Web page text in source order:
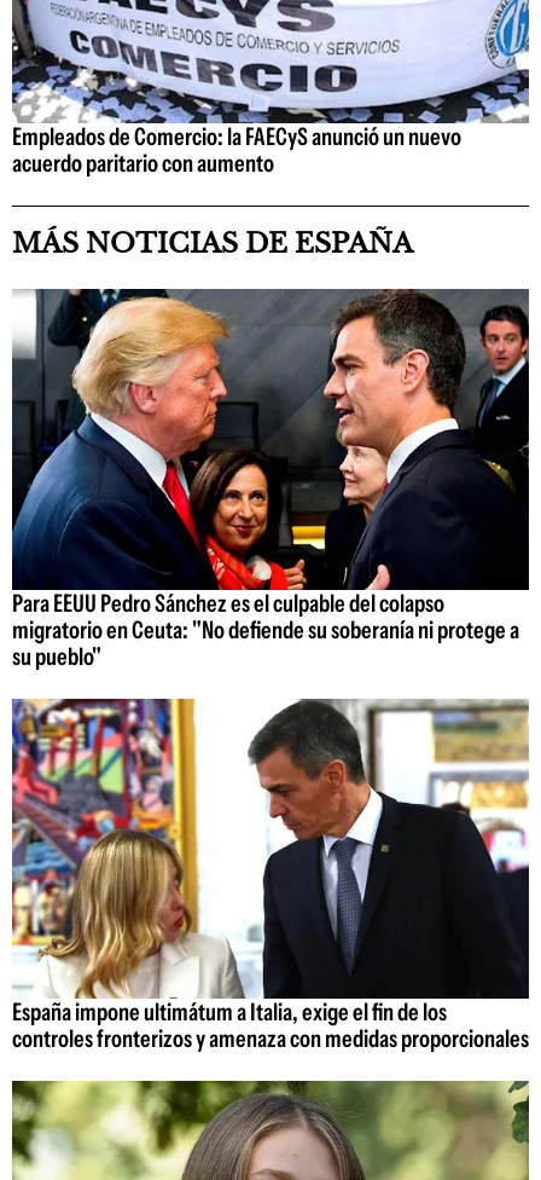
Empleados de Comercio: la FAECyS anunció un nuevo
acuerdo paritario con aumento
MÁS NOTICIAS DE ESPAÑA
Para EEUU Pedro Sánchez es el culpable del colapso
migratorio en Ceuta: "No defiende su soberanía ni protege a
su pueblo"
España impone ultimátum a Italia, exige el fin de los
controles fronterizos y amenaza con medidas proporcionales